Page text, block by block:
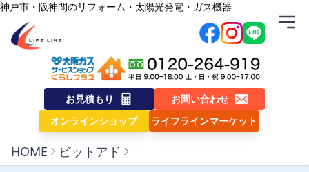
内容をスキップ
神戸市・阪神間のリフォーム・太陽光発電・ガス機器
株式会社ライフライン
お見積もり
お問い合わせ
オンラインショップ
ライフラインマーケット
HOME ビットアド